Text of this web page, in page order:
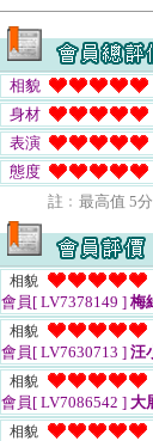
相貌
身材
表演
態度
註﹕最高值 5分
相貌
會員[ LV7378149 ] 梅
相貌
會員[ LV7630713 ] 汪
相貌
會員[ LV7086542 ] 大
相貌